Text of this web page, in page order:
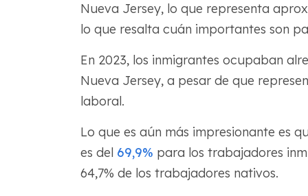
Nueva Jersey, lo que representa
lo que resalta cuán importantes son
En 2023, los inmigrantes ocupaban
Nueva Jersey, a pesar de que
laboral.
Lo que es aún más impresionante es
es del 69,9% para los trabajadores
64,7% de los trabajadores nativos.